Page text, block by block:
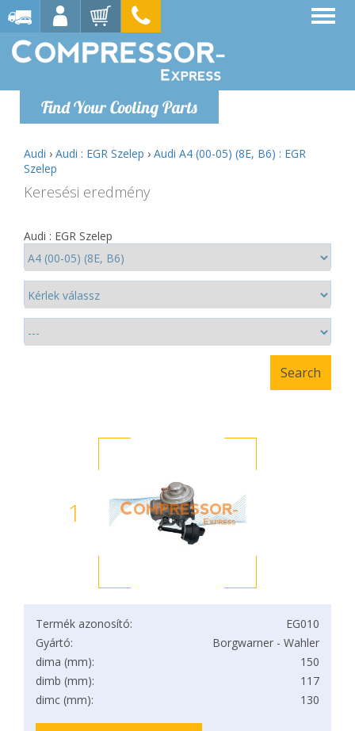
Find Your Cooling Parts
Audi › Audi : EGR Szelep › Audi A4 (00-05) (8E, B6) : EGR
Szelep
Keresési eredmény
Audi : EGR Szelep
1
Termék azonosító:
EG010
Gyártó:
Borgwarner - Wahler
dima (mm):
150
dimb (mm):
117
dimc (mm):
130